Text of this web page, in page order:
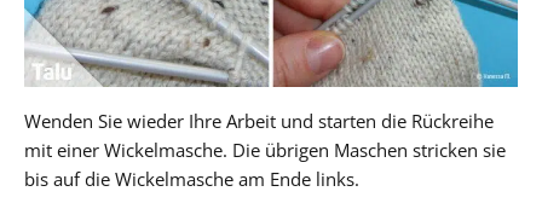
Wenden Sie wieder Ihre Arbeit und starten die Rückreihe
mit einer Wickelmasche. Die übrigen Maschen stricken sie
bis auf die Wickelmasche am Ende links.